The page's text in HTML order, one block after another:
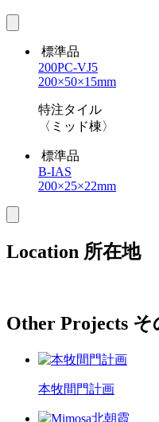
標準品
200PC-VJ5
200×50×15mm
特注タイル
〈ミッド棟〉
標準品
B-IAS
200×25×22mm
Location 所在地
Other Projects そ
本牧間門計画